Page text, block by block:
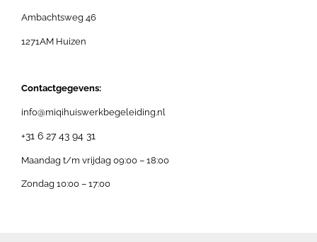
Ambachtsweg 46
1271AM Huizen
Contactgegevens:
info@miqihuiswerkbegeleiding.nl
+31 6 27 43 94 31
Maandag t/m vrijdag 09:00 – 18:00
Zondag 10:00 – 17:00